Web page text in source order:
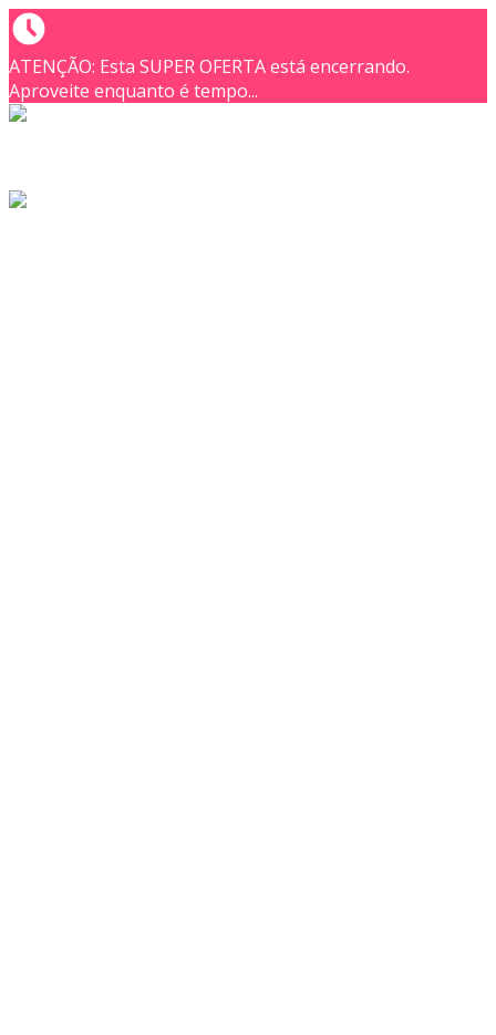
ATENÇÃO: Esta SUPER OFERTA está encerrando.
Aproveite enquanto é tempo...